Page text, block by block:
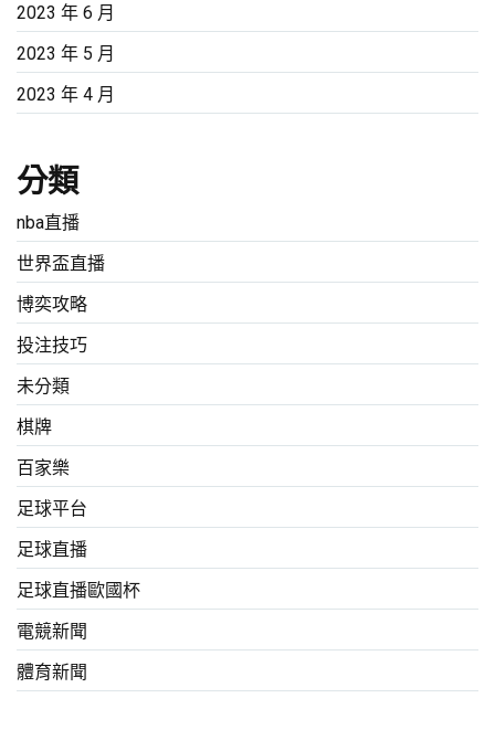
2023 年 6 月
2023 年 5 月
2023 年 4 月
分類
nba直播
世界盃直播
博奕攻略
投注技巧
未分類
棋牌
百家樂
足球平台
足球直播
足球直播歐國杯
電競新聞
體育新聞